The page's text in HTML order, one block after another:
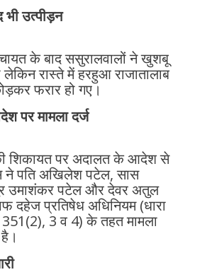
उत्पीड़न
के बाद ससुरालवालों ने खुशबू
लेकिन रास्ते में हरहुआ राजातालाब
फरार हो गए।
पर मामला दर्ज
शिकायत पर अदालत के आदेश से
ने पति अखिलेश पटेल, सास
उमाशंकर पटेल और देवर अतुल
दहेज प्रतिषेध अधिनियम (धारा
3 व 4) के तहत मामला